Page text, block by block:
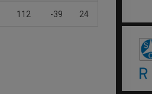
112 -39 24